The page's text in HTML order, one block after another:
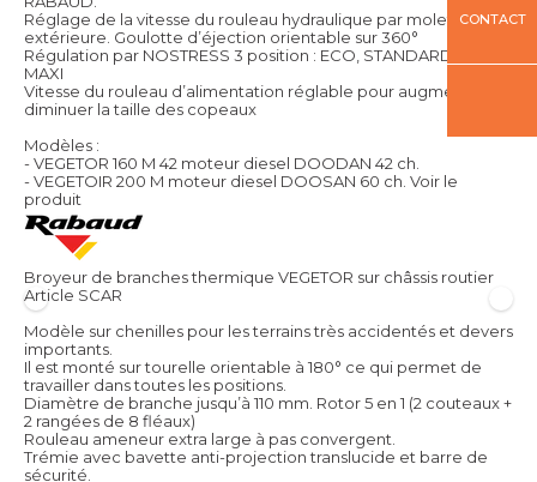
Réglage de la vitesse du rouleau hydraulique par molette
extérieure. Goulotte d’éjection orientable sur 360°
Régulation par NOSTRESS 3 position : ECO, STANDARD ou
MAXI
Vitesse du rouleau d’alimentation réglable pour augmenter ou
diminuer la taille des copeaux
Modèles :
- VEGETOR 160 M 42 moteur diesel DOODAN 42 ch.
- VEGETOIR 200 M moteur diesel DOOSAN 60 ch. Voir le
produit
Broyeur de branches thermique VEGETOR sur châssis routier
Article SCAR
Modèle sur chenilles pour les terrains très accidentés et devers
importants.
Il est monté sur tourelle orientable à 180° ce qui permet de
travailler dans toutes les positions.
Diamètre de branche jusqu’à 110 mm. Rotor 5 en 1 (2 couteaux +
2 rangées de 8 fléaux)
Rouleau ameneur extra large à pas convergent.
Trémie avec bavette anti-projection translucide et barre de
sécurité.
CONTACT